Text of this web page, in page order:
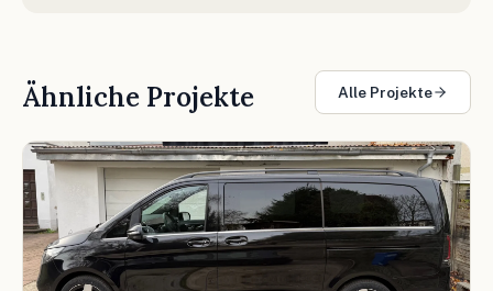
Ähnliche Projekte Alle Projekte